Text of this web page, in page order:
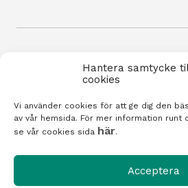
Hantera samtycke
cookies
Vi använder cookies för att ge dig den
av vår hemsida. För mer information runt
se vår cookies sida här.
Acceptera
Visselblåsning